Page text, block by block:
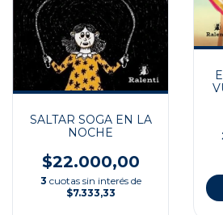
SALTAR SOGA EN LA
NOCHE
$22.000,00
3 cuotas sin interés de
$7.333,33